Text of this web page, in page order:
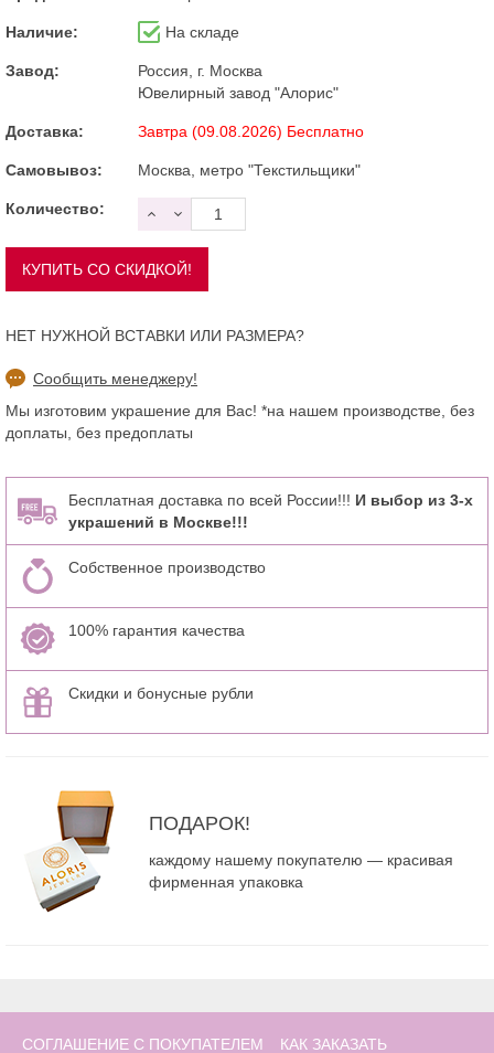
Наличие: На складе
Завод:
Россия, г. Москва
Ювелирный завод "Алорис"
Доставка: Завтра (09.08.2026) Бесплатно
Самовывоз: Москва, метро "Текстильщики"
Количество:
НЕТ НУЖНОЙ ВСТАВКИ ИЛИ РАЗМЕРА?
Сообщить менеджеру!
Мы изготовим украшение для Вас! *на нашем производстве, без
доплаты, без предоплаты
Бесплатная доставка по всей России!!! И выбор из 3-х
украшений в Москве!!!
Собственное производство
100% гарантия качества
Скидки и бонусные рубли
ПОДАРОК!
каждому нашему покупателю — красивая
фирменная упаковка
СОГЛАШЕНИЕ С ПОКУПАТЕЛЕМ КАК ЗАКАЗАТЬ